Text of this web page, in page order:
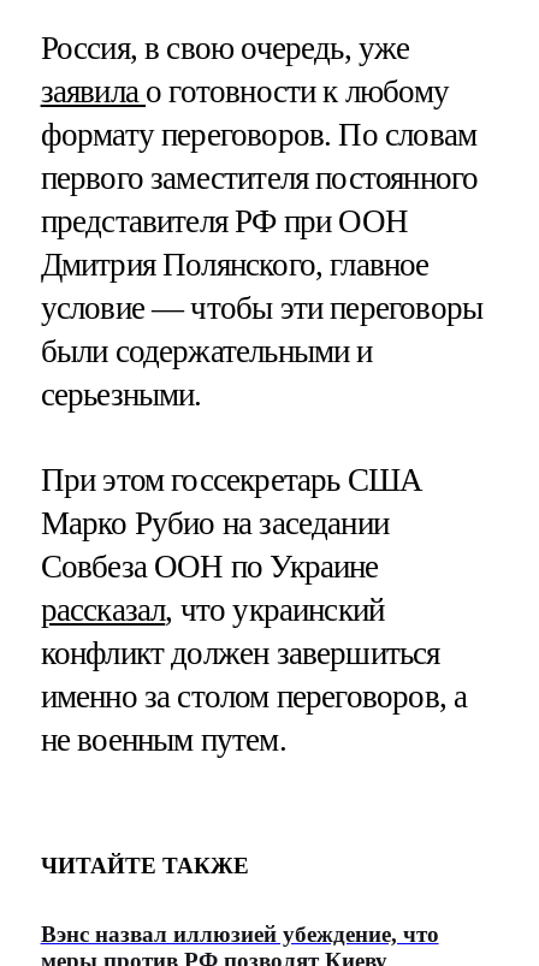
Россия, в свою очередь, уже
заявила о готовности к любому
формату переговоров. По словам
первого заместителя постоянного
представителя РФ при ООН
Дмитрия Полянского, главное
условие — чтобы эти переговоры
были содержательными и
серьезными.
При этом госсекретарь США
Марко Рубио на заседании
Совбеза ООН по Украине
рассказал, что украинский
конфликт должен завершиться
именно за столом переговоров, а
не военным путем.
ЧИТАЙТЕ ТАКЖЕ
Вэнс назвал иллюзией убеждение, что